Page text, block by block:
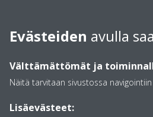
kompressori säätää jatkuvasti
lämmitystarpeen mukaan.
käynnistyksiä ja pysäytyksiä
Evästeiden avulla
Välttämättömät ja
Näitä tarvitaan sivustossa
Lisäevästeet: